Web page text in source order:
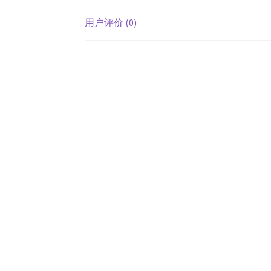
用户评价 (0)